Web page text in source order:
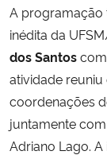
A programação
inédita da
dos Santos
atividade
coordenações
juntamente
Adriano Lago.